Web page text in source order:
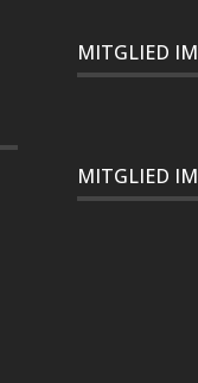
MITGLIED IM
MITGLIED IM